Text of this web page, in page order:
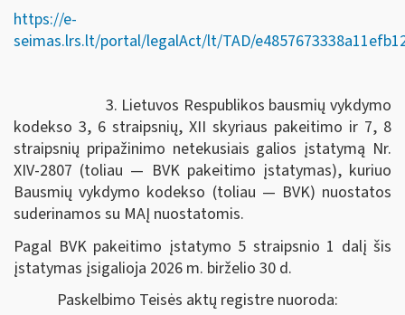
https://e-
seimas.lrs.lt/portal/legalAct/lt/TAD/
3. Lietuvos Respublikos bausmių vykdymo
kodekso 3, 6 straipsnių, XII skyriaus pakeitimo ir 7, 8
straipsnių pripažinimo netekusiais galios įstatymą Nr.
XIV-2807 (toliau — BVK pakeitimo įstatymas), kuriuo
Bausmių vykdymo kodekso (toliau — BVK) nuostatos
suderinamos su MAĮ nuostatomis.
Pagal BVK pakeitimo įstatymo 5 straipsnio 1 dalį šis
įstatymas įsigalioja 2026 m. birželio 30 d.
Paskelbimo Teisės aktų registre nuoroda: